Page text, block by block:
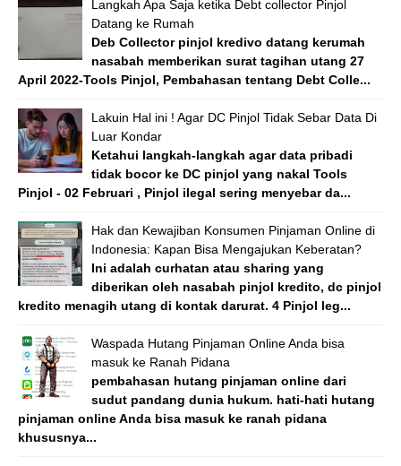
Langkah Apa Saja ketika Debt collector Pinjol
Datang ke Rumah
Deb Collector pinjol kredivo datang kerumah
nasabah memberikan surat tagihan utang 27
April 2022-Tools Pinjol, Pembahasan tentang Debt Colle...
Lakuin Hal ini ! Agar DC Pinjol Tidak Sebar Data Di
Luar Kondar
Ketahui langkah-langkah agar data pribadi
tidak bocor ke DC pinjol yang nakal Tools
Pinjol - 02 Februari , Pinjol ilegal sering menyebar da...
Hak dan Kewajiban Konsumen Pinjaman Online di
Indonesia: Kapan Bisa Mengajukan Keberatan?
Ini adalah curhatan atau sharing yang
diberikan oleh nasabah pinjol kredito, dc pinjol
kredito menagih utang di kontak darurat. 4 Pinjol leg...
Waspada Hutang Pinjaman Online Anda bisa
masuk ke Ranah Pidana
pembahasan hutang pinjaman online dari
sudut pandang dunia hukum. hati-hati hutang
pinjaman online Anda bisa masuk ke ranah pidana
khususnya...